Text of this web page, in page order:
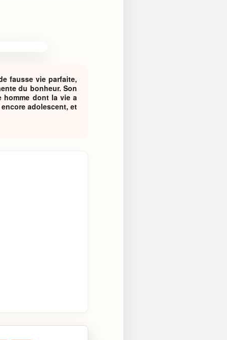
fausse vie parfaite,
du bonheur. Son
homme dont la vie a
adolescent, et